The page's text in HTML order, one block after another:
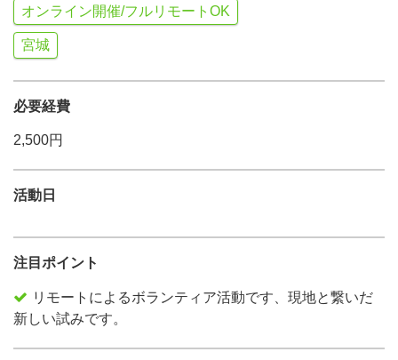
オンライン開催/フルリモートOK
宮城
必要経費
2,500円
活動日
注目ポイント
リモートによるボランティア活動です、現地と繋いだ
新しい試みです。